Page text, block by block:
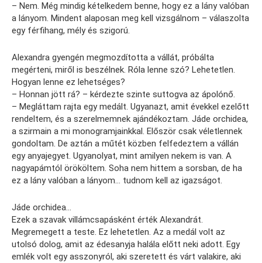
– Nem. Még mindig kételkedem benne, hogy ez a lány valóban
a lányom. Mindent alaposan meg kell vizsgálnom – válaszolta
egy férfihang, mély és szigorú.
Alexandra gyengén megmozdította a vállát, próbálta
megérteni, miről is beszélnek. Róla lenne szó? Lehetetlen.
Hogyan lenne ez lehetséges?
– Honnan jött rá? – kérdezte szinte suttogva az ápolónő.
– Megláttam rajta egy medált. Ugyanazt, amit évekkel ezelőtt
rendeltem, és a szerelmemnek ajándékoztam. Jáde orchidea,
a szirmain a mi monogramjainkkal. Először csak véletlennek
gondoltam. De aztán a műtét közben felfedeztem a vállán
egy anyajegyet. Ugyanolyat, mint amilyen nekem is van. A
nagyapámtól örököltem. Soha nem hittem a sorsban, de ha
ez a lány valóban a lányom… tudnom kell az igazságot.
Jáde orchidea…
Ezek a szavak villámcsapásként érték Alexandrát.
Megremegett a teste. Ez lehetetlen. Az a medál volt az
utolsó dolog, amit az édesanyja halála előtt neki adott. Egy
emlék volt egy asszonyról, aki szeretett és várt valakire, aki